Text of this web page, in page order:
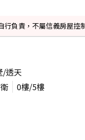
負責，不屬信義房屋控
/透天
0樓/5樓